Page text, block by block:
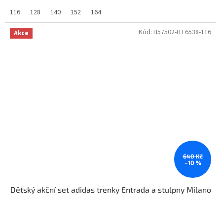
116 128 140 152 164
Akce
640 Kč
–10 %
Dětský akční set adidas trenky Entrada a stulpny Milano
Kód: H57502-HT6538-116